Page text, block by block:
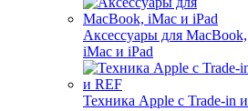
Аксессуары для MacBook,
iMac и iPad
Техника Apple с Trade-in и